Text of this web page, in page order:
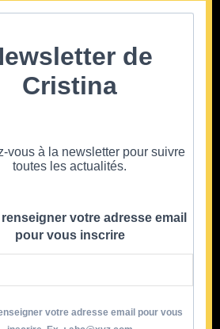
Team Building
Formations
de
Cristina
vous à la newsletter pour suivre
toutes les actualités.
votre adresse email
pour vous inscrire
votre adresse email pour vous